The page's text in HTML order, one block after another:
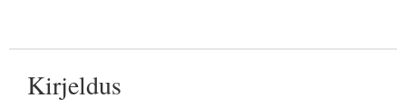
Kirjeldus